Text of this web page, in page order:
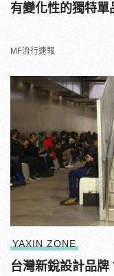
有變化性的獨特單
MF流行速報
YAXIN ZONE
台灣新銳設計品牌